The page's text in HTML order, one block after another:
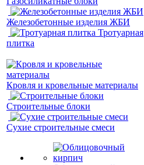
Железобетонные изделия ЖБИ
Тротуарная
плитка
Кровля и кровельные материалы
Строительные блоки
Сухие строительные смеси